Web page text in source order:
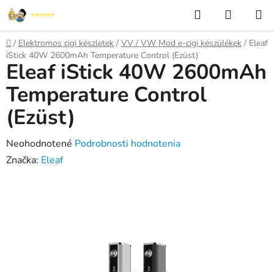
Prejsť
na
obsah
Hľadať
KOŠÍK
Domov
/ Elektromos cigi készletek / VV / VW Mod e-cigi készülékek / Eleaf
iStick 40W 2600mAh Temperature Control (Ezüst)
Eleaf iStick 40W 2600mAh
Temperature Control
(Ezüst)
Priemerné
hodnotenie
Neohodnotené Podrobnosti hodnotenia
Značka: Eleaf